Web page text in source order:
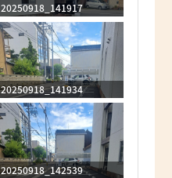
20250918_141917
20250918_141934
20250918_142539